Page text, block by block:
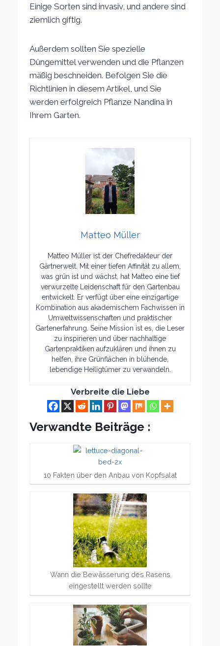
Einige Sorten sind invasiv, und andere sind
ziemlich giftig.
Außerdem sollten Sie spezielle
Düngemittel verwenden und die Pflanzen
mäßig beschneiden. Befolgen Sie die
Richtlinien in diesem Artikel, und Sie
werden erfolgreich Pflanze Nandina in
Ihrem Garten.
Matteo Müller
Matteo Müller ist der Chefredakteur der
Gärtnerwelt. Mit einer tiefen Affinität zu allem,
was grün ist und wächst, hat Matteo eine tief
verwurzelte Leidenschaft für den Gartenbau
entwickelt. Er verfügt über eine einzigartige
Kombination aus akademischem Fachwissen in
Umweltwissenschaften und praktischer
Gartenerfahrung. Seine Mission ist es, die Leser
zu inspirieren und über nachhaltige
Gartenpraktiken aufzuklären und ihnen zu
helfen, ihre Grünflächen in blühende,
lebendige Heiligtümer zu verwandeln.
Verbreite die Liebe
Verwandte Beiträge :
10 Fakten über den Anbau von Kopfsalat
Wann die Bewässerung des Rasens
eingestellt werden sollte